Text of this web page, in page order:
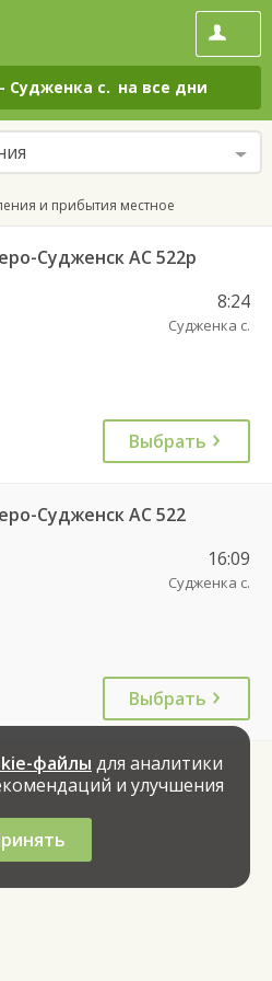
Судженка с. на все дни
и прибытия местное
Судженск АС 522р
8:24
Судженка с.
Выбрать
Судженск АС 522
16:09
Судженка с.
Выбрать
файлы для аналитики
и улучшения